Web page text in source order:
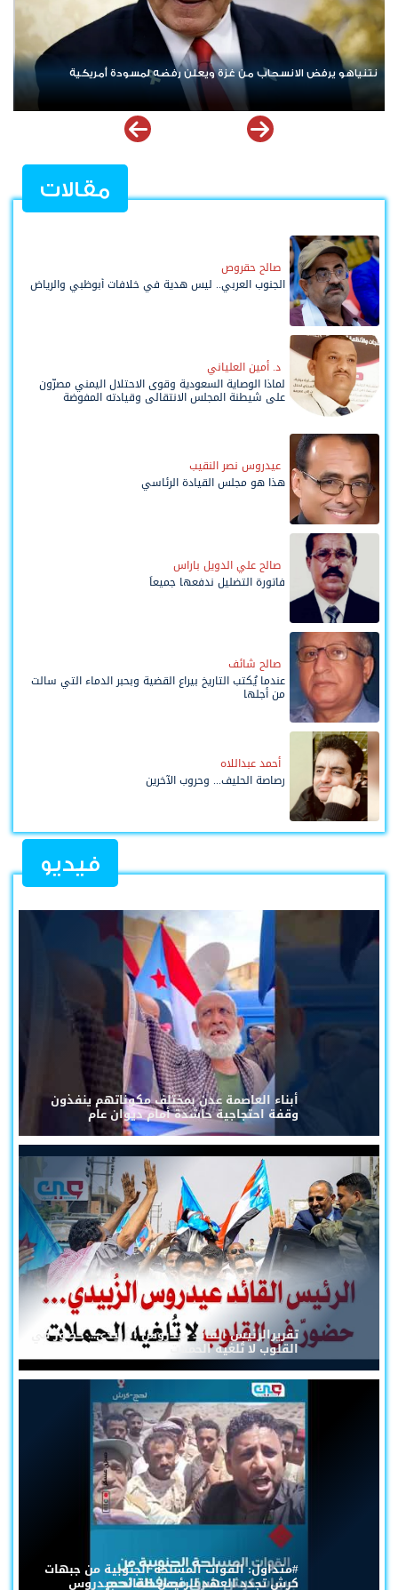
ردا على «خروقات» حزب الله.. إسرائيل تشن ضربات على جنوب لبنان
مقالات
صالح حقروص
الجنوب العربي.. ليس هدية في خلافات أبوظبي والرياض
د. أمين العلياني
لماذا الوصاية السعودية وقوى الاحتلال اليمني مصرّون
على شيطنة المجلس الانتقالي وقيادته المفوضة
وحواضنه الشعبية؟
عيدروس نصر النقيب
هذا هو مجلس القيادة الرئاسي
صالح علي الدويل باراس
فاتورة التضليل ندفعها جميعاً
صالح شائف
عندما يُكتب التاريخ بيراع القضية وبحبر الدماء التي سالت
من أجلها
أحمد عبداللاه
رصاصة الحليف... وحروب الآخرين
فيديو
أبناء العاصمة عدن بمختلف مكوناتهم ينفذون
وقفة احتجاجية حاشدة أمام ديوان عام
تقريرالرئيس القائد عيدروس الزُبيدي... حضورٌ في
القلوب لا تُلغيه الحملات
#متداول: القوات المسلحة الجنوبية من جبهات
كرش تجدد العهد للرئيس القائد عيدروس